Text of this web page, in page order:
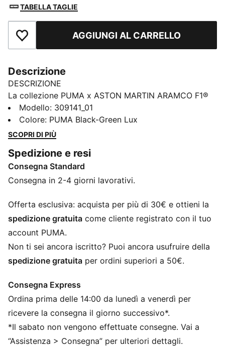
TABELLA TAGLIE
Aggiungi ai PreferitiAGGIUNGI AL CARRELLO
Descrizione
DESCRIZIONE
La collezione PUMA x ASTON MARTIN ARAMCO F1®
TEAM ridefinisce lo stile da circuito. Spinta da velocità
e precisione, porta la tecnologia delle gare
direttamente in città. Design pulito, attitudine bold e
distinguersi e dominare ogni momento.
CARATTERISTICHE + VANTAGGI
La tomaia delle scarpe è realizzata con almeno il 20%
DETTAGLI
Larghezza: Regolare
Tipo di punta: Rotonda
Tipo di tacco: Tacco piatto
Dettaglio del co-branding
Modello: 309141_01
Colore: PUMA Black-Green Lux
SCOPRI DI PIÙ
Spedizione e resi
Consegna Standard
Consegna in 2-4 giorni lavorativi.
Offerta esclusiva: acquista per più di 30€ e ottieni la
spedizione gratuita come cliente registrato con il tuo
account PUMA.
Non ti sei ancora iscritto? Puoi ancora usufruire della
spedizione gratuita per ordini superiori a 50€.
Consegna Express
Ordina prima delle 14:00 da lunedì a venerdì per
ricevere la consegna il giorno successivo*.
*Il sabato non vengono effettuate consegne. Vai a
“Assistenza > Consegna” per ulteriori dettagli.